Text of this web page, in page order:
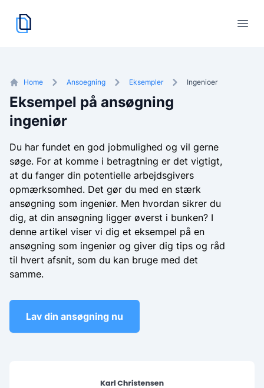
cvskaber.dk
Åbn
Home Ansoegning Eksempler Ingenioer
Eksempel på ansøgning
ingeniør
Du har fundet en god jobmulighed og vil gerne
søge. For at komme i betragtning er det vigtigt,
at du fanger din potentielle arbejdsgivers
opmærksomhed. Det gør du med en stærk
ansøgning som ingeniør. Men hvordan sikrer du
dig, at din ansøgning ligger øverst i bunken? I
denne artikel viser vi dig et eksempel på en
ansøgning som ingeniør og giver dig tips og råd
til hvert afsnit, som du kan bruge med det
samme.
Lav din ansøgning nu